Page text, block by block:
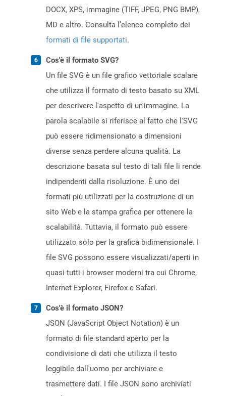
DOCX, XPS, immagine (TIFF, JPEG, PNG BMP),
MD e altro. Consulta l’elenco completo dei
formati di file supportati.
Cos'è il formato SVG?
Un file SVG è un file grafico vettoriale scalare
che utilizza il formato di testo basato su XML
per descrivere l'aspetto di un'immagine. La
parola scalabile si riferisce al fatto che l'SVG
può essere ridimensionato a dimensioni
diverse senza perdere alcuna qualità. La
descrizione basata sul testo di tali file li rende
indipendenti dalla risoluzione. È uno dei
formati più utilizzati per la costruzione di un
sito Web e la stampa grafica per ottenere la
scalabilità. Tuttavia, il formato può essere
utilizzato solo per la grafica bidimensionale. I
file SVG possono essere visualizzati/aperti in
quasi tutti i browser moderni tra cui Chrome,
Internet Explorer, Firefox e Safari.
Cos'è il formato JSON?
JSON (JavaScript Object Notation) è un
formato di file standard aperto per la
condivisione di dati che utilizza il testo
leggibile dall'uomo per archiviare e
trasmettere dati. I file JSON sono archiviati